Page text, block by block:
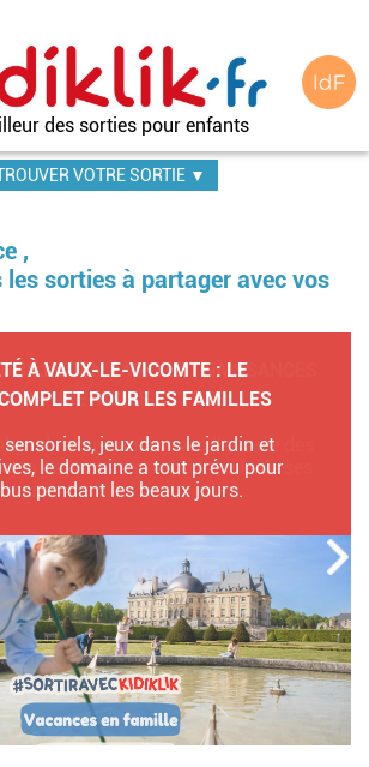
des sorties pour enfants
VOTRE SORTIE ▼
,
sorties à partager avec vos
À VAUX-LE-VICOMTE : LE
POUR LES FAMILLES
jeux dans le jardin et
le domaine a tout prévu pour
pendant les beaux jours.